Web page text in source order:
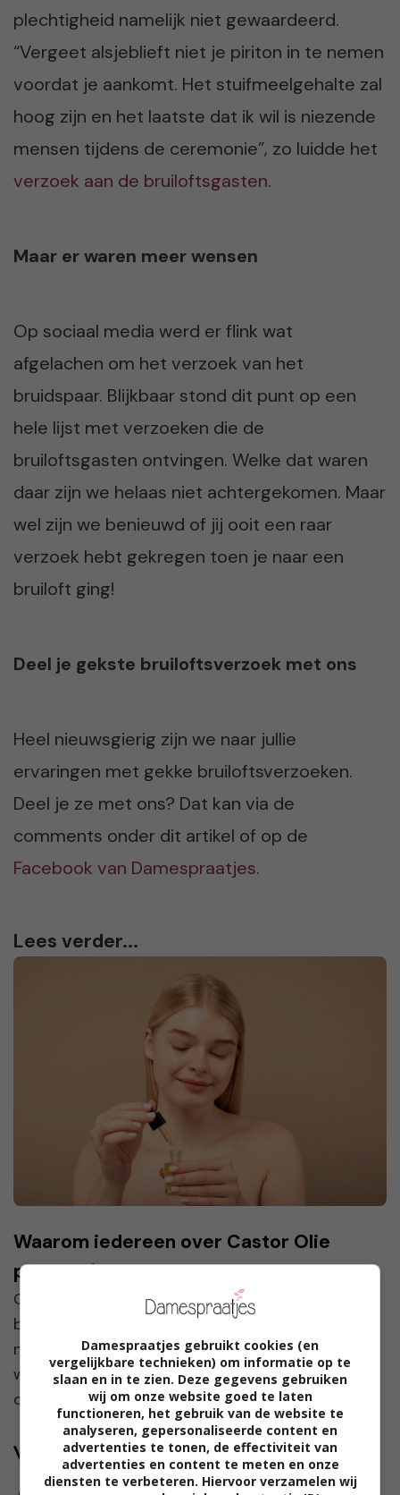
plechtigheid namelijk niet gewaardeerd.
“Vergeet alsjeblieft niet je piriton in te nemen
voordat je aankomt. Het stuifmeelgehalte zal
hoog zijn en het laatste dat ik wil is niezende
mensen tijdens de ceremonie”, zo luidde het
verzoek aan de bruiloftsgasten.
Maar er waren meer wensen
Op sociaal media werd er flink wat
afgelachen om het verzoek van het
bruidspaar. Blijkbaar stond dit punt op een
hele lijst met verzoeken die de
bruiloftsgasten ontvingen. Welke dat waren
daar zijn we helaas niet achtergekomen. Maar
wel zijn we benieuwd of jij ooit een raar
verzoek hebt gekregen toen je naar een
bruiloft ging!
Deel je gekste bruiloftsverzoek met ons
Heel nieuwsgierig zijn we naar jullie
ervaringen met gekke bruiloftsverzoeken.
Deel je ze met ons? Dat kan via de
comments onder dit artikel of op de
Facebook van Damespraatjes.
Lees verder...
Waarom iedereen over Castor Olie
praat: Dé beauty-trend van dit moment
Castor olie is de laatste tijd een van de meest
besproken producten in de beautywereld. Het
natuurlijke olie-extract uit de zaden van de
wonderboom (Ricinus communis) staat bekend
om zijn veelzijdige ...
Volg jij ons al?
Damespraatjes gebruikt cookies (en
vergelijkbare technieken) om informatie op te
slaan en in te zien. Deze gegevens gebruiken
wij om onze website goed te laten
functioneren, het gebruik van de website te
analyseren, gepersonaliseerde content en
advertenties te tonen, de effectiviteit van
advertenties en content te meten en onze
diensten te verbeteren. Hiervoor verzamelen wij